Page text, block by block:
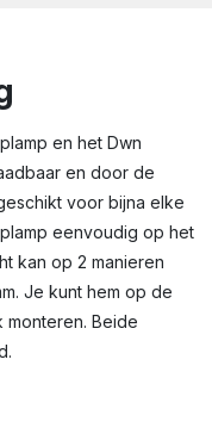
en het Dwn
en door de
voor bijna elke
eenvoudig op het
kan op 2 manieren
Je kunt hem op de
Beide